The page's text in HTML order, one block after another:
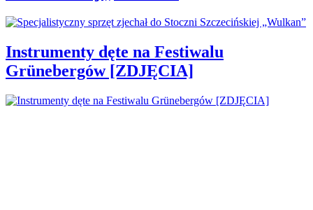
Instrumenty dęte na Festiwalu
Grünebergów [ZDJĘCIA]